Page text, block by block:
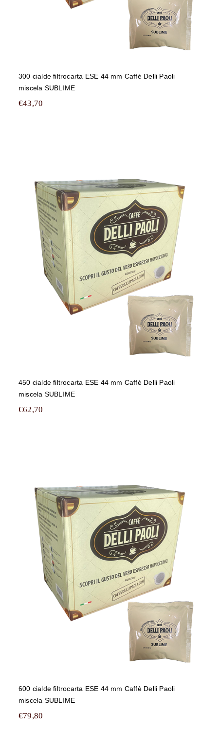
300 cialde filtrocarta ESE 44 mm Caffè Delli Paoli
miscela SUBLIME
€43,70
450 cialde filtrocarta ESE 44 mm
Caffè Delli Paoli miscela SUBLIME
450 cialde filtrocarta ESE 44 mm Caffè Delli Paoli
miscela SUBLIME
€62,70
600 cialde filtrocarta ESE 44 mm
Caffè Delli Paoli miscela SUBLIME
600 cialde filtrocarta ESE 44 mm Caffè Delli Paoli
miscela SUBLIME
€79,80